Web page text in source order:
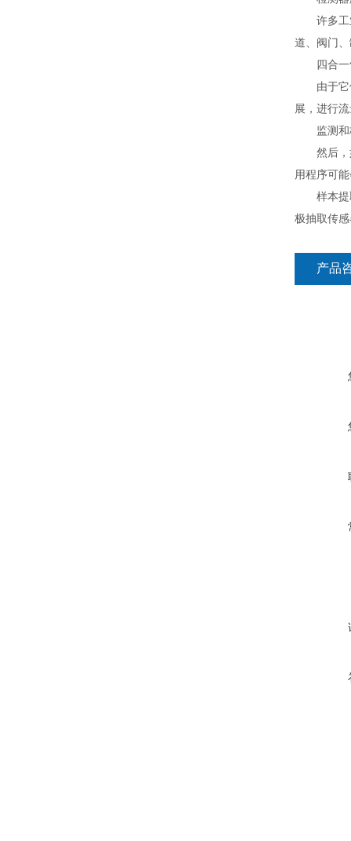
许多工业
道、阀门
四合一气
由于它们
展，进行
监测和校
然后，如
用程序可
样本提取
极抽取传
产品